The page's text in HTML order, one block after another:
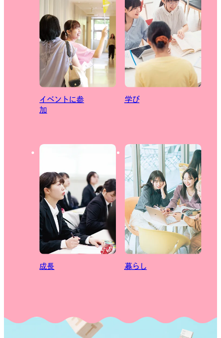
イベントに参
加
学び
成長 暮らし